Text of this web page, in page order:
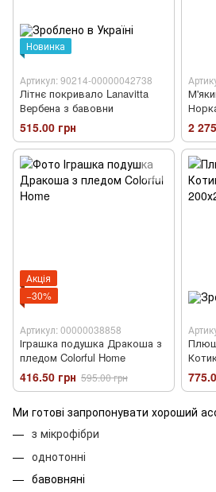
Новинка
Артикул: 90214-00000042738
Літнє покривало Lanavitta
Вербена з бавовни
515.00 грн 2
Акція
−30%
Артикул: 00000038858
Іграшка подушка Дракоша з
пледом Colorful Home
416.50 грн 595.00 грн
Ми готові запропонувати хороший
з мікрофібри
однотонні
бавовняні